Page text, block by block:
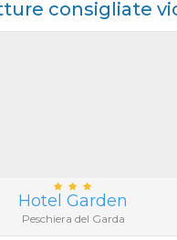
consigliate
Hotel Garden
Peschiera del Garda